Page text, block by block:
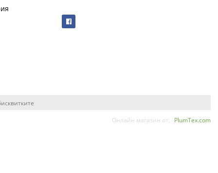
Онлайн магазин от: PlumTex.com